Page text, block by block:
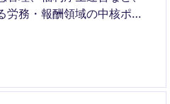
労務・報酬領域の中核ポジ
上とコンプライアンス遵守